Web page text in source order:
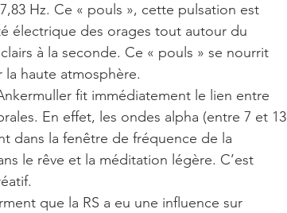
Hz. Ce « pouls », cette pulsation est
électrique des orages tout autour du
à la seconde. Ce « pouls » se nourrit
la haute atmosphère.
fit immédiatement le lien entre
En effet, les ondes alpha (entre 7 et 13
dans la fenêtre de fréquence de la
le rêve et la méditation légère. C’est
que la RS a eu une influence sur